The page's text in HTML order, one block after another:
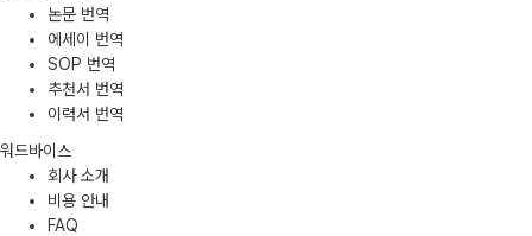
논문 번역
에세이 번역
SOP 번역
추천서 번역
이력서 번역
워드바이스
회사 소개
비용 안내
FAQ